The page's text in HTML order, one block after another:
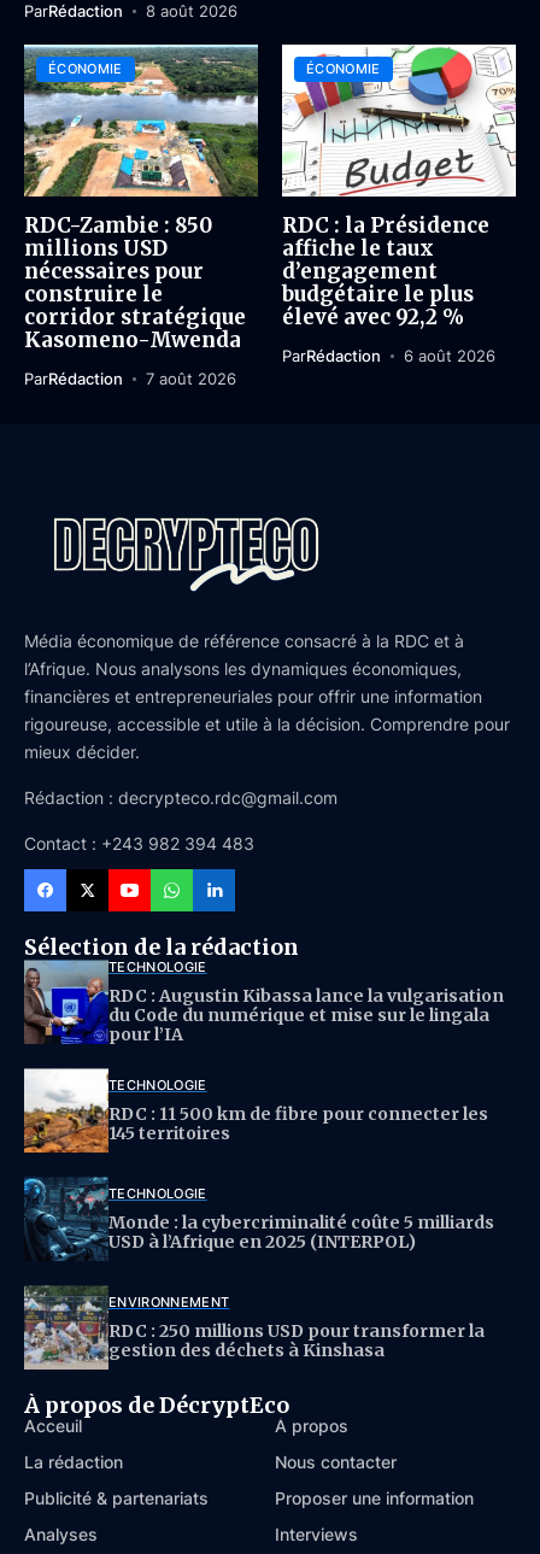
ParRédaction 8 août 2026
ÉCONOMIE
RDC-Zambie : 850
millions USD
nécessaires pour
construire le
corridor stratégique
Kasomeno-Mwenda
ParRédaction 7 août 2026
ÉCONOMIE
RDC : la Présidence
affiche le taux
d’engagement
budgétaire le plus
élevé avec 92,2 %
ParRédaction 6 août 2026
Média économique de référence consacré à la RDC et à
l’Afrique. Nous analysons les dynamiques économiques,
financières et entrepreneuriales pour offrir une information
rigoureuse, accessible et utile à la décision. Comprendre pour
mieux décider.
Rédaction : decrypteco.rdc@gmail.com
Contact : +243 982 394 483
Sélection de la rédaction
TECHNOLOGIE
RDC : Augustin Kibassa lance la vulgarisation
du Code du numérique et mise sur le lingala
pour l’IA
TECHNOLOGIE
RDC : 11 500 km de fibre pour connecter les
145 territoires
TECHNOLOGIE
Monde : la cybercriminalité coûte 5 milliards
USD à l’Afrique en 2025 (INTERPOL)
ENVIRONNEMENT
RDC : 250 millions USD pour transformer la
gestion des déchets à Kinshasa
À propos de DécryptEco
Acceuil
À propos
La rédaction
Nous contacter
Publicité & partenariats
Proposer une information
Analyses
Interviews